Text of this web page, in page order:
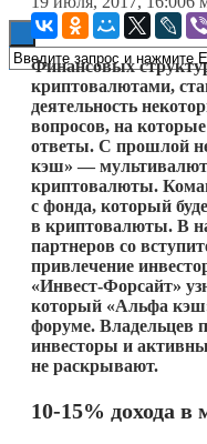
Финансовых
криптовалютами,
деятельность
вопросов, на
ответы. С прошлой
кэш» —
криптовалюты.
с фонда, который
в криптовалюты. В
партнеров со
привлечение
«Инвест-Форсайт»
который «Альфа
форуме. Владельцев
инвесторы и
не раскрывают.
10-15% дохода в